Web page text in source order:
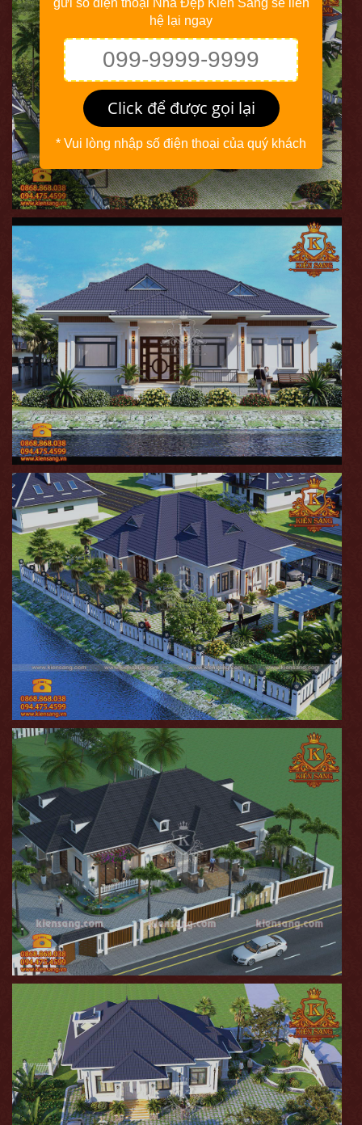
gửi số điện thoại Nhà Đẹp Kiến Sang sẽ liên
hệ lại ngay
Click để được gọi lại
* Vui lòng nhập số điện thoại của quý khách